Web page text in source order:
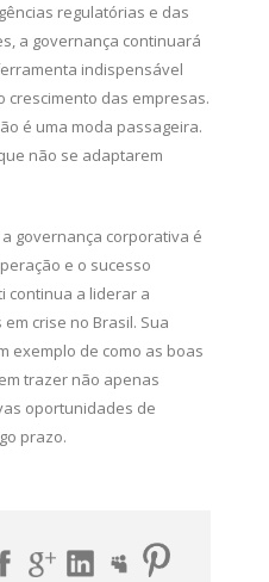
regulatórias e das
a governança continuará
indispensável
crescimento das empresas.
é uma moda passageira.
não se adaptarem
governança corporativa é
e o sucesso
continua a liderar a
crise no Brasil. Sua
exemplo de como as boas
trazer não apenas
oportunidades de
prazo.